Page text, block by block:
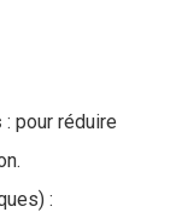
: pour réduire
: